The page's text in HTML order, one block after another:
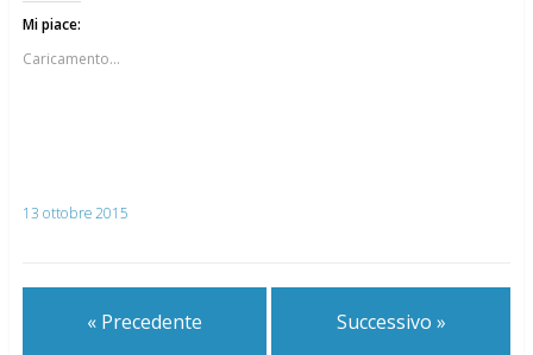
Mi piace:
Caricamento...
13 ottobre 2015
« Precedente Successivo »